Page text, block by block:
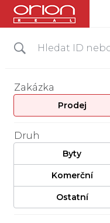
Zakázka
Prodej
Druh
Byty
Komerční
Ostatní